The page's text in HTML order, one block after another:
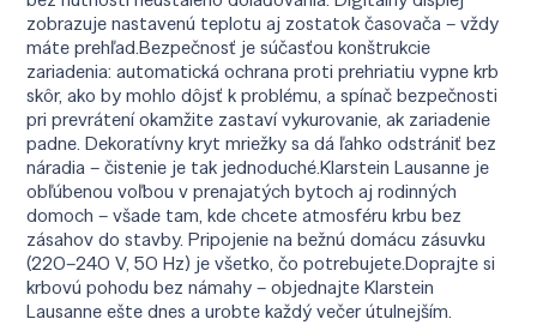
zobrazuje nastavenú teplotu aj zostatok časovača – vždy
máte prehľad.Bezpečnosť je súčasťou konštrukcie
zariadenia: automatická ochrana proti prehriatiu vypne krb
skôr, ako by mohlo dôjsť k problému, a spínač bezpečnosti
pri prevrátení okamžite zastaví vykurovanie, ak zariadenie
padne. Dekoratívny kryt mriežky sa dá ľahko odstrániť bez
náradia – čistenie je tak jednoduché.Klarstein Lausanne je
obľúbenou voľbou v prenajatých bytoch aj rodinných
domoch – všade tam, kde chcete atmosféru krbu bez
zásahov do stavby. Pripojenie na bežnú domácu zásuvku
(220–240 V, 50 Hz) je všetko, čo potrebujete.Doprajte si
krbovú pohodu bez námahy – objednajte Klarstein
Lausanne ešte dnes a urobte každý večer útulnejším.